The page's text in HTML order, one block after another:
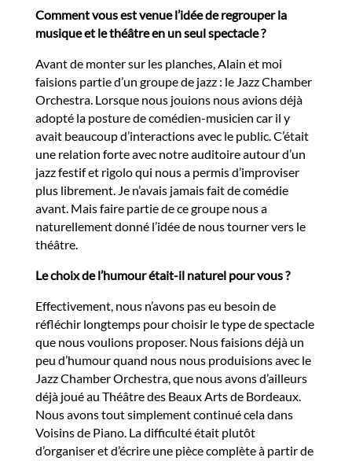
Comment vous est venue l’idée de regrouper la
musique et le théâtre en un seul spectacle ?
Avant de monter sur les planches, Alain et moi
faisions partie d’un groupe de jazz : le Jazz Chamber
Orchestra. Lorsque nous jouions nous avions déjà
adopté la posture de comédien-musicien car il y
avait beaucoup d’interactions avec le public. C’était
une relation forte avec notre auditoire autour d’un
jazz festif et rigolo qui nous a permis d’improviser
plus librement. Je n’avais jamais fait de comédie
avant. Mais faire partie de ce groupe nous a
naturellement donné l’idée de nous tourner vers le
théâtre.
Le choix de l’humour était-il naturel pour vous ?
Effectivement, nous n’avons pas eu besoin de
réfléchir longtemps pour choisir le type de spectacle
que nous voulions proposer. Nous faisions déjà un
peu d’humour quand nous nous produisions avec le
Jazz Chamber Orchestra, que nous avons d’ailleurs
déjà joué au Théâtre des Beaux Arts de Bordeaux.
Nous avons tout simplement continué cela dans
Voisins de Piano. La difficulté était plutôt
d’organiser et d’écrire une pièce complète à partir de